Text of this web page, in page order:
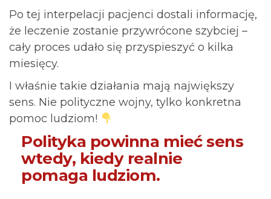
Po tej interpelacji pacjenci dostali informację,
że leczenie zostanie przywrócone szybciej –
cały proces udało się przyspieszyć o kilka
miesięcy.
I właśnie takie działania mają największy
sens. Nie polityczne wojny, tylko konkretna
pomoc ludziom!
Polityka powinna mieć sens
wtedy, kiedy realnie
pomaga ludziom.